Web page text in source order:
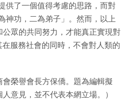
供了一個值得考慮的思路，而對
神功，二為弟子」。然而，以上
眾的共同努力，才能真正實現對
服務社會的同時，不會對人類的
會榮譽會長方保僑。題為編輯擬
意見，並不代表本網立場。）